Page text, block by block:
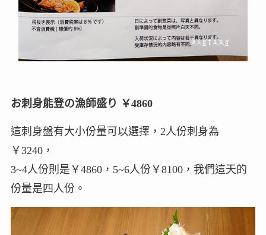
お刺身能登の漁師盛り ￥4860
這刺身盤有大小份量可以選擇，2人份刺身為
￥3240，
3~4人份則是￥4860，5~6人份￥8100，我們這天的
份量是四人份。